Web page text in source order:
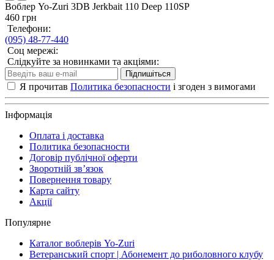
Воблер Yo-Zuri 3DB Jerkbait 110 Deep 110SP
460 грн
Телефони:
(095) 48-77-440
Соц мережі:
Слідкуйте за новинками та акціями:
Підпишіться
Я прочитав Политика безопасности і згоден з вимогами
Інформація
Оплата і доставка
Политика безопасности
Договір публічної оферти
Зворотній зв’язок
Повернення товару
Карта сайту
Акції
Популярне
Каталог воблерів Yo-Zuri
Ветеранський спорт | Абонемент до риболовного клубу